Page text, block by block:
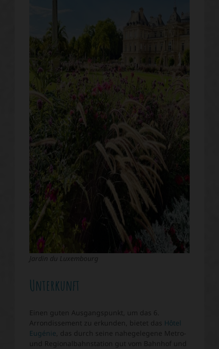
Jardin du Luxembourg
Unterkunft
Einen guten Ausgangspunkt, um das 6.
Arrondissement zu erkunden, bietet das Hôtel
Eugénie, das durch seine nahegelegene Metro-
und Regionalbahnstation gut vom Bahnhof und